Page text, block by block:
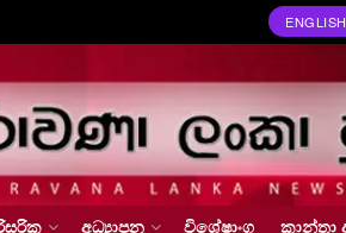
ENGLISH
අධ්‍යාපන විශේෂාංග කාන්තා